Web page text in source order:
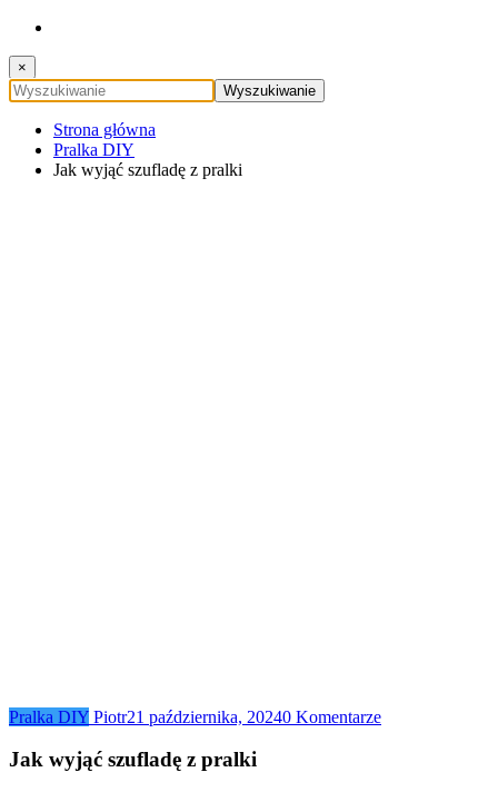
×
Strona główna
Pralka DIY
Jak wyjąć szufladę z pralki
Pralka DIY Piotr21 października, 20240 Komentarze
Jak wyjąć szufladę z pralki